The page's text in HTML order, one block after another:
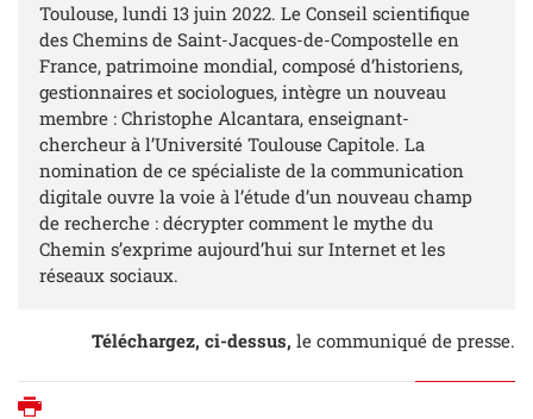
Toulouse, lundi 13 juin 2022. Le Conseil scientifique
des Chemins de Saint-Jacques-de-Compostelle en
France, patrimoine mondial, composé d’historiens,
gestionnaires et sociologues, intègre un nouveau
membre : Christophe Alcantara, enseignant-
chercheur à l’Université Toulouse Capitole. La
nomination de ce spécialiste de la communication
digitale ouvre la voie à l’étude d’un nouveau champ
de recherche : décrypter comment le mythe du
Chemin s’exprime aujourd’hui sur Internet et les
réseaux sociaux.
Téléchargez, ci-dessus, le communiqué de presse.